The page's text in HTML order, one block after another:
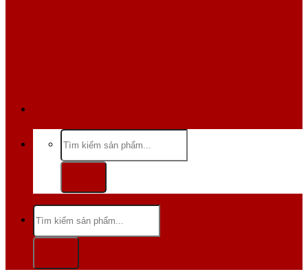
Tìm
kiếm:
Tìm
kiếm: